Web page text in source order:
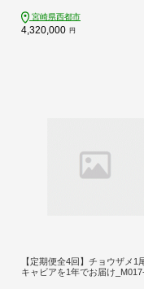
宮崎県西都市
4,320,000 円
【定期便全4回】チョウザメ1
キャビアを1年でお届け